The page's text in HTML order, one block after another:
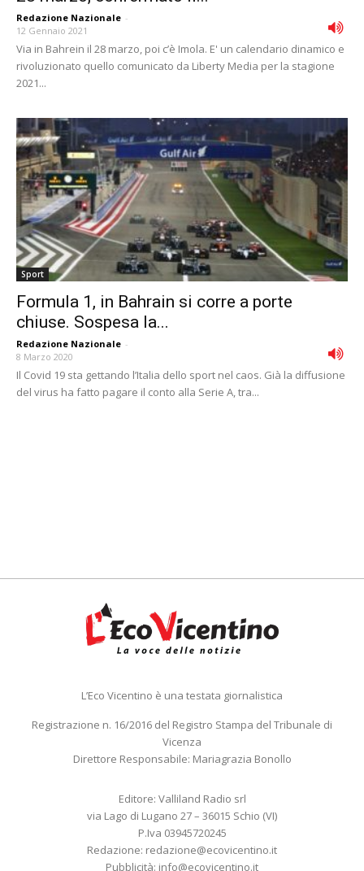
Redazione Nazionale -
12 Gennaio 2021
Via in Bahrein il 28 marzo, poi c’è Imola. E' un calendario dinamico e
rivoluzionato quello comunicato da Liberty Media per la stagione
2021...
Sport
Formula 1, in Bahrain si corre a porte
chiuse. Sospesa la...
Redazione Nazionale -
8 Marzo 2020
Il Covid 19 sta gettando l’Italia dello sport nel caos. Già la diffusione
del virus ha fatto pagare il conto alla Serie A, tra...
L’Eco Vicentino è una testata giornalistica
Registrazione n. 16/2016 del Registro Stampa del Tribunale di
Vicenza
Direttore Responsabile: Mariagrazia Bonollo
Editore: Valliland Radio srl
via Lago di Lugano 27 – 36015 Schio (VI)
P.Iva 03945720245
Redazione: redazione@ecovicentino.it
Pubblicità: info@ecovicentino.it